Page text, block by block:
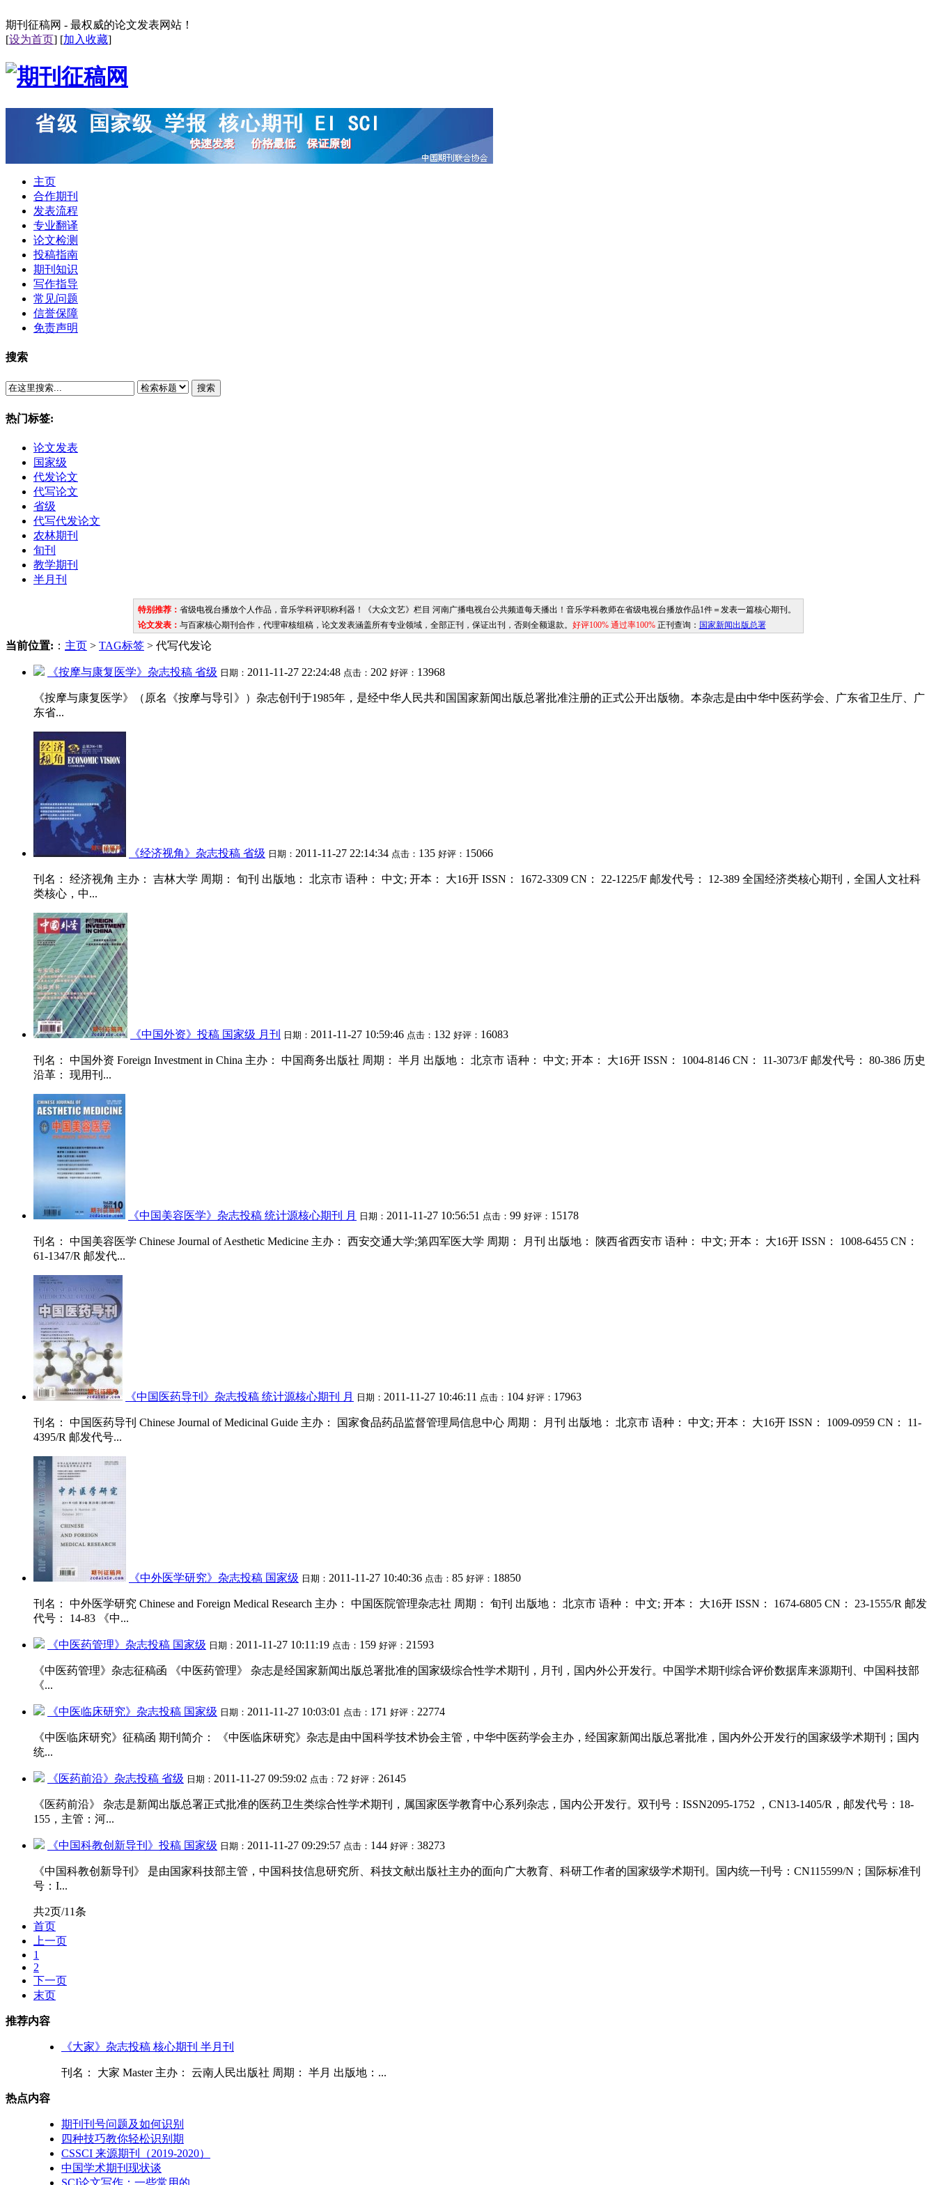
期刊征稿网 - 最权威的论文发表网站！
[设为首页] [加入收藏]
主页
合作期刊
发表流程
专业翻译
论文检测
投稿指南
期刊知识
写作指导
常见问题
信誉保障
免责声明
搜索
搜索
热门标签:
论文发表
国家级
代发论文
代写论文
省级
代写代发论文
农林期刊
旬刊
教学期刊
半月刊
特别推荐： 省级电视台播放个人作品，音乐学科评职称利器！《大众文艺》栏目 河南广播电视台公共频道每天播出！音乐学科教师在省级电视台播放作品1件＝发表一篇核心期刊。
论文发表： 与百家核心期刊合作，代理审核组稿，论文发表涵盖所有专业领域，全部正刊，保证出刊，否则全额退款。 好评100% 通过率100%正刊查询： 国家新闻出版总署
当前位置: ： 主页 > TAG标签 > 代写代发论
《按摩与康复医学》杂志投稿 省级 日期： 2011-11-27 22:24:48 点击： 202 好评： 13968
《按摩与康复医学》（原名《按摩与导引》）杂志创刊于1985年，是经中华人民共和国国家新闻出版总署批准注册的正式公开出版物。本杂志是由中华中医药学会、广东省卫生厅、广
东省...
《经济视角》杂志投稿 省级 日期： 2011-11-27 22:14:34 点击： 135 好评： 15066
刊名： 经济视角 主办： 吉林大学 周期： 旬刊 出版地： 北京市 语种： 中文; 开本： 大16开 ISSN： 1672-3309 CN： 22-1225/F 邮发代号： 12-389 全国经济类核心期刊，全国人文社科
类核心，中...
《中国外资》投稿 国家级 月刊 日期： 2011-11-27 10:59:46 点击： 132 好评： 16083
刊名： 中国外资 Foreign Investment in China 主办： 中国商务出版社 周期： 半月 出版地： 北京市 语种： 中文; 开本： 大16开 ISSN： 1004-8146 CN： 11-3073/F 邮发代号： 80-386 历史
沿革： 现用刊...
《中国美容医学》杂志投稿 统计源核心期刊 月 日期： 2011-11-27 10:56:51 点击： 99 好评： 15178
刊名： 中国美容医学 Chinese Journal of Aesthetic Medicine 主办： 西安交通大学;第四军医大学 周期： 月刊 出版地： 陕西省西安市 语种： 中文; 开本： 大16开 ISSN： 1008-6455 CN：
61-1347/R 邮发代...
《中国医药导刊》杂志投稿 统计源核心期刊 月 日期： 2011-11-27 10:46:11 点击： 104 好评： 17963
刊名： 中国医药导刊 Chinese Journal of Medicinal Guide 主办： 国家食品药品监督管理局信息中心 周期： 月刊 出版地： 北京市 语种： 中文; 开本： 大16开 ISSN： 1009-0959 CN： 11-
4395/R 邮发代号...
《中外医学研究》杂志投稿 国家级 日期： 2011-11-27 10:40:36 点击： 85 好评： 18850
刊名： 中外医学研究 Chinese and Foreign Medical Research 主办： 中国医院管理杂志社 周期： 旬刊 出版地： 北京市 语种： 中文; 开本： 大16开 ISSN： 1674-6805 CN： 23-1555/R 邮发
代号： 14-83 《中...
《中医药管理》杂志投稿 国家级 日期： 2011-11-27 10:11:19 点击： 159 好评： 21593
《中医药管理》杂志征稿函 《中医药管理》 杂志是经国家新闻出版总署批准的国家级综合性学术期刊，月刊，国内外公开发行。中国学术期刊综合评价数据库来源期刊、中国科技部
《...
《中医临床研究》杂志投稿 国家级 日期： 2011-11-27 10:03:01 点击： 171 好评： 22774
《中医临床研究》征稿函 期刊简介： 《中医临床研究》杂志是由中国科学技术协会主管，中华中医药学会主办，经国家新闻出版总署批准，国内外公开发行的国家级学术期刊；国内
统...
《医药前沿》杂志投稿 省级 日期： 2011-11-27 09:59:02 点击： 72 好评： 26145
《医药前沿》 杂志是新闻出版总署正式批准的医药卫生类综合性学术期刊，属国家医学教育中心系列杂志，国内公开发行。双刊号：ISSN2095-1752 ，CN13-1405/R，邮发代号：18-
155，主管：河...
《中国科教创新导刊》投稿 国家级 日期： 2011-11-27 09:29:57 点击： 144 好评： 38273
《中国科教创新导刊》 是由国家科技部主管，中国科技信息研究所、科技文献出版社主办的面向广大教育、科研工作者的国家级学术期刊。国内统一刊号：CN115599/N；国际标准刊
号：I...
共2页/11条
首页
上一页
1
2
下一页
末页
推荐内容
《大家》杂志投稿 核心期刊 半月刊
刊名： 大家 Master 主办： 云南人民出版社 周期： 半月 出版地：...
热点内容
期刊刊号问题及如何识别
四种技巧教你轻松识别期
CSSCI 来源期刊（2019-2020）
中国学术期刊现状谈
SCI论文写作：一些常用的